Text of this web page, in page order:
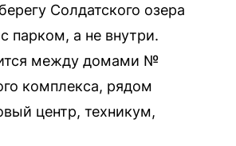
Солдатского озера
парком, а не внутри.
между домами №
комплекса, рядом
центр, техникум,